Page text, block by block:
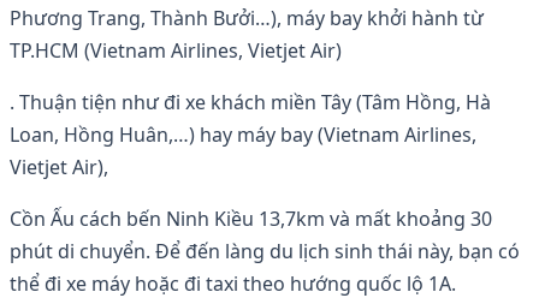
Phương Trang, Thành Bưởi…), máy bay khởi hành từ
TP.HCM (Vietnam Airlines, Vietjet Air)
. Thuận tiện như đi xe khách miền Tây (Tâm Hồng, Hà
Loan, Hồng Huân,…) hay máy bay (Vietnam Airlines,
Vietjet Air),
Cồn Ấu cách bến Ninh Kiều 13,7km và mất khoảng 30
phút di chuyển. Để đến làng du lịch sinh thái này, bạn có
thể đi xe máy hoặc đi taxi theo hướng quốc lộ 1A.